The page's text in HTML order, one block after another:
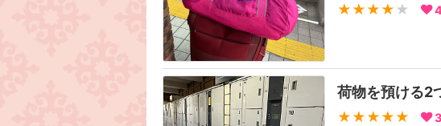
★★★★ ★
荷物を預ける2
★★★★★ 3